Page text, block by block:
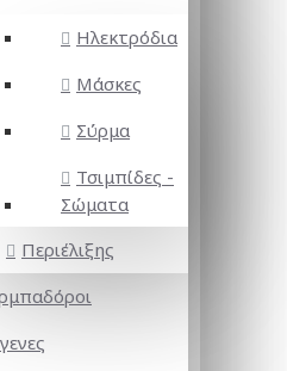
Ηλεκτρόδια
Μάσκες
Σύρμα
Τσιμπίδες -
Σώματα
Περιέλιξης